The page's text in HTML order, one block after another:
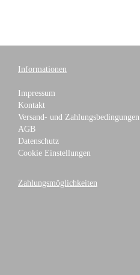
Informationen
Impressum
Kontakt
Versand- und Zahlungsbedingungen
AGB
Datenschutz
Cookie Einstellungen
Zahlungsmöglichkeiten